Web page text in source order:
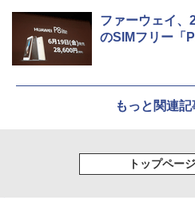
ファーウェイ、
のSIMフリー「
もっと関連
トップペー